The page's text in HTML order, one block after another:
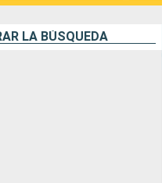
LA BÚSQUEDA